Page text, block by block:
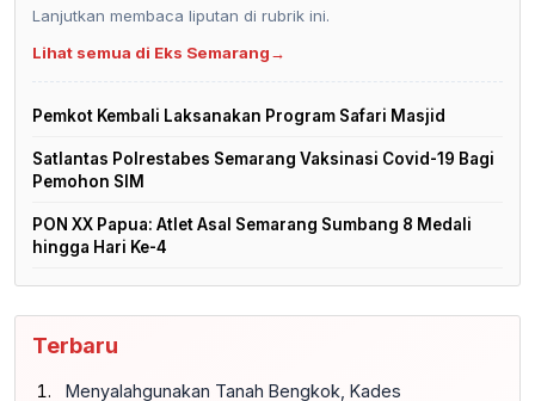
Lanjutkan membaca liputan di rubrik ini.
Lihat semua di Eks Semarang→
Pemkot Kembali Laksanakan Program Safari Masjid
Satlantas Polrestabes Semarang Vaksinasi Covid-19 Bagi
Pemohon SIM
PON XX Papua: Atlet Asal Semarang Sumbang 8 Medali
hingga Hari Ke-4
Terbaru
Menyalahgunakan Tanah Bengkok, Kades